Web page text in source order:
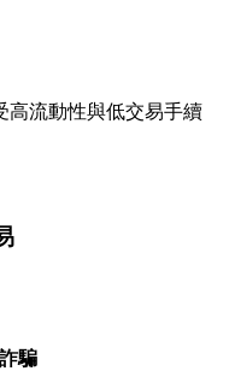
高流動性與低交易手續
騙